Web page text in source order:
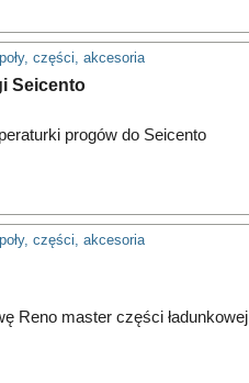
części, akcesoria
Seicento
progów do Seicento
części, akcesoria
Reno master części ładunkowej